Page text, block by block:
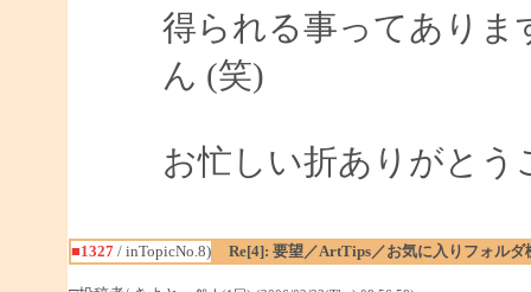
得られる事ってありま
ん (笑)
お忙しい折ありがとう
■1327/ inTopicNo.8) Re[4]: 要望／ArtTips／お気に入りフォルダ